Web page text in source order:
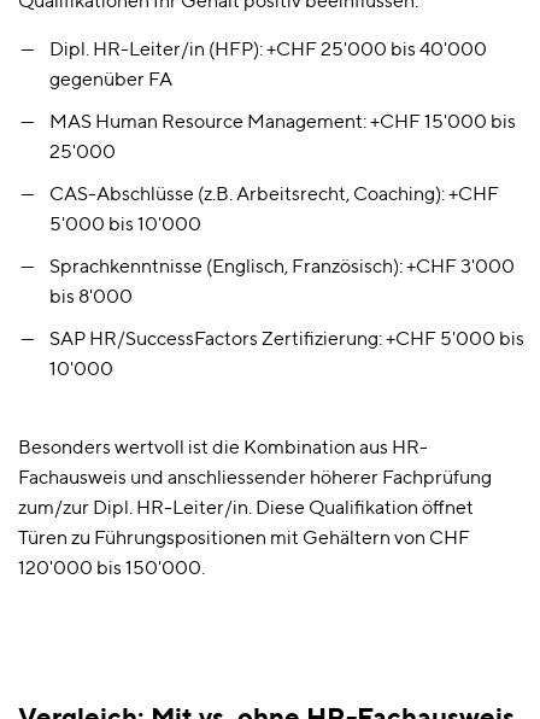
Dipl. HR-Leiter/in (HFP): +CHF 25'000 bis 40'000
gegenüber FA
MAS Human Resource Management: +CHF 15'000 bis
25'000
CAS-Abschlüsse (z.B. Arbeitsrecht, Coaching): +CHF
5'000 bis 10'000
Sprachkenntnisse (Englisch, Französisch): +CHF 3'000
bis 8'000
SAP HR/SuccessFactors Zertifizierung: +CHF 5'000 bis
10'000
Besonders wertvoll ist die Kombination aus HR-
Fachausweis und anschliessender höherer Fachprüfung
zum/zur Dipl. HR-Leiter/in. Diese Qualifikation öffnet
Türen zu Führungspositionen mit Gehältern von CHF
120'000 bis 150'000.